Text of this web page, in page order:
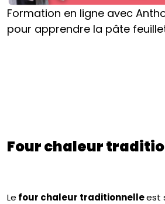
Formation en ligne avec
pour apprendre la pâte
Four chaleur
Le four chaleur traditionnelleest